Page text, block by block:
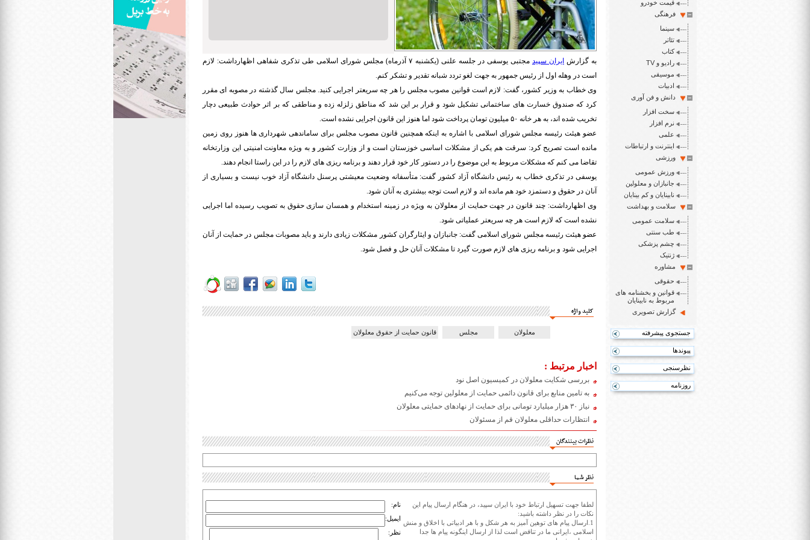
قیمت خودرو
فرهنگی
سینما
تئاتر
کتاب
رادیو و TV
موسیقی
ادبیات
دانش و فن آوری
سخت افزار
نرم افزار
علمی
اینترنت و ارتباطات
ورزشی
ورزش عمومی
جانبازان و معلولین
نابینایان و کم بینایان
سلامت و بهداشت
سلامت عمومی
طب سنتی
چشم پزشکی
ژنتیک
مشاوره
حقوقی
قوانین و بخشنامه های
مربوط به نابینایان
گزارش تصویری
جستجوی پیشرفته
پیوندها
نظرسنجی
روزنامه
به گزارش ایران سپید
مجتبی یوسفی در جلسه علنی (یکشنبه ۷ آذرماه) مجلس شورای اسلامی طی تذکری شفاهی اظهارداشت: لازم
است در وهله اول از رئیس جمهور به جهت لغو تردد شبانه تقدیر و تشکر کنم.
وی خطاب به وزیر کشور، گفت: لازم است قوانین مصوب مجلس را هر چه سریعتر اجرایی کنید. مجلس سال گذشته در مصوبه ای مقرر
کرد که صندوق خسارت های ساختمانی تشکیل شود و قرار بر این شد که مناطق زلزله زده و مناطقی که بر اثر حوادث طبیعی دچار
تخریب شده اند، به هر خانه ۵۰ میلیون تومان پرداخت شود اما هنوز این قانون اجرایی نشده است.
عضو هیئت رئیسه مجلس شورای اسلامی با اشاره به اینکه همچنین قانون مصوب مجلس برای ساماندهی شهرداری ها هنوز روی زمین
مانده است تصریح کرد: سرقت هم یکی از مشکلات اساسی خوزستان است و از وزارت کشور و به ویژه معاونت امنیتی این وزارتخانه
تقاضا می کنم که مشکلات مربوط به این موضوع را در دستور کار خود قرار دهند و برنامه ریزی های لازم را در این راستا انجام دهند.
یوسفی در تذکری خطاب به رئیس دانشگاه آزاد کشور گفت: متأسفانه وضعیت معیشتی پرسنل دانشگاه آزاد خوب نیست و بسیاری از
آنان در حقوق و دستمزد خود هم مانده اند و لازم است توجه بیشتری به آنان شود.
وی اظهارداشت: چند قانون در جهت حمایت از معلولان به ویژه در زمینه استخدام و همسان سازی حقوق به تصویب رسیده اما اجرایی
نشده است که لازم است هر چه سریعتر عملیاتی شود.
عضو هیئت رئیسه مجلس شورای اسلامی گفت: جانبازان و ایثارگران کشور مشکلات زیادی دارند و باید مصوبات مجلس در حمایت از آنان
اجرایی شود و برنامه ریزی های لازم صورت گیرد تا مشکلات آنان حل و فصل شود.
کلید واژه
معلولان مجلس قانون حمایت از حقوق معلولان
اخبار مرتبط :
بررسی شکایت معلولان در کمیسیون اصل نود
به تامین منابع برای قانون دائمی حمایت از معلولین توجه می‌کنیم
نیاز ۳۰ هزار میلیارد تومانی برای حمایت از نهادهای حمایتی معلولان
انتظارات حداقلی معلولان قم از مسئولان
نظرات بینندگان
نظر شما
لطفا جهت تسهیل ارتباط خود با ایران سپید، در هنگام ارسال پیام این
نکات را در نظر داشته باشید:
1.ارسال پیام های توهین آمیز به هر شکل و با هر ادبیاتی با اخلاق و منش
اسلامی ،ایرانی ما در تناقض است لذا از ارسال اینگونه پیام ها جدا
نام:
ایمیل:
نظر: